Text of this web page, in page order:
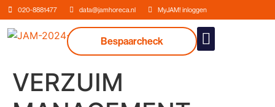
020-8881477 data@jamhoreca.nl MyJAM! inloggen
Bespaarcheck
VERZUIM